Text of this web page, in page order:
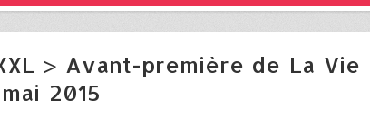
> Avant-première de La Vie
2015